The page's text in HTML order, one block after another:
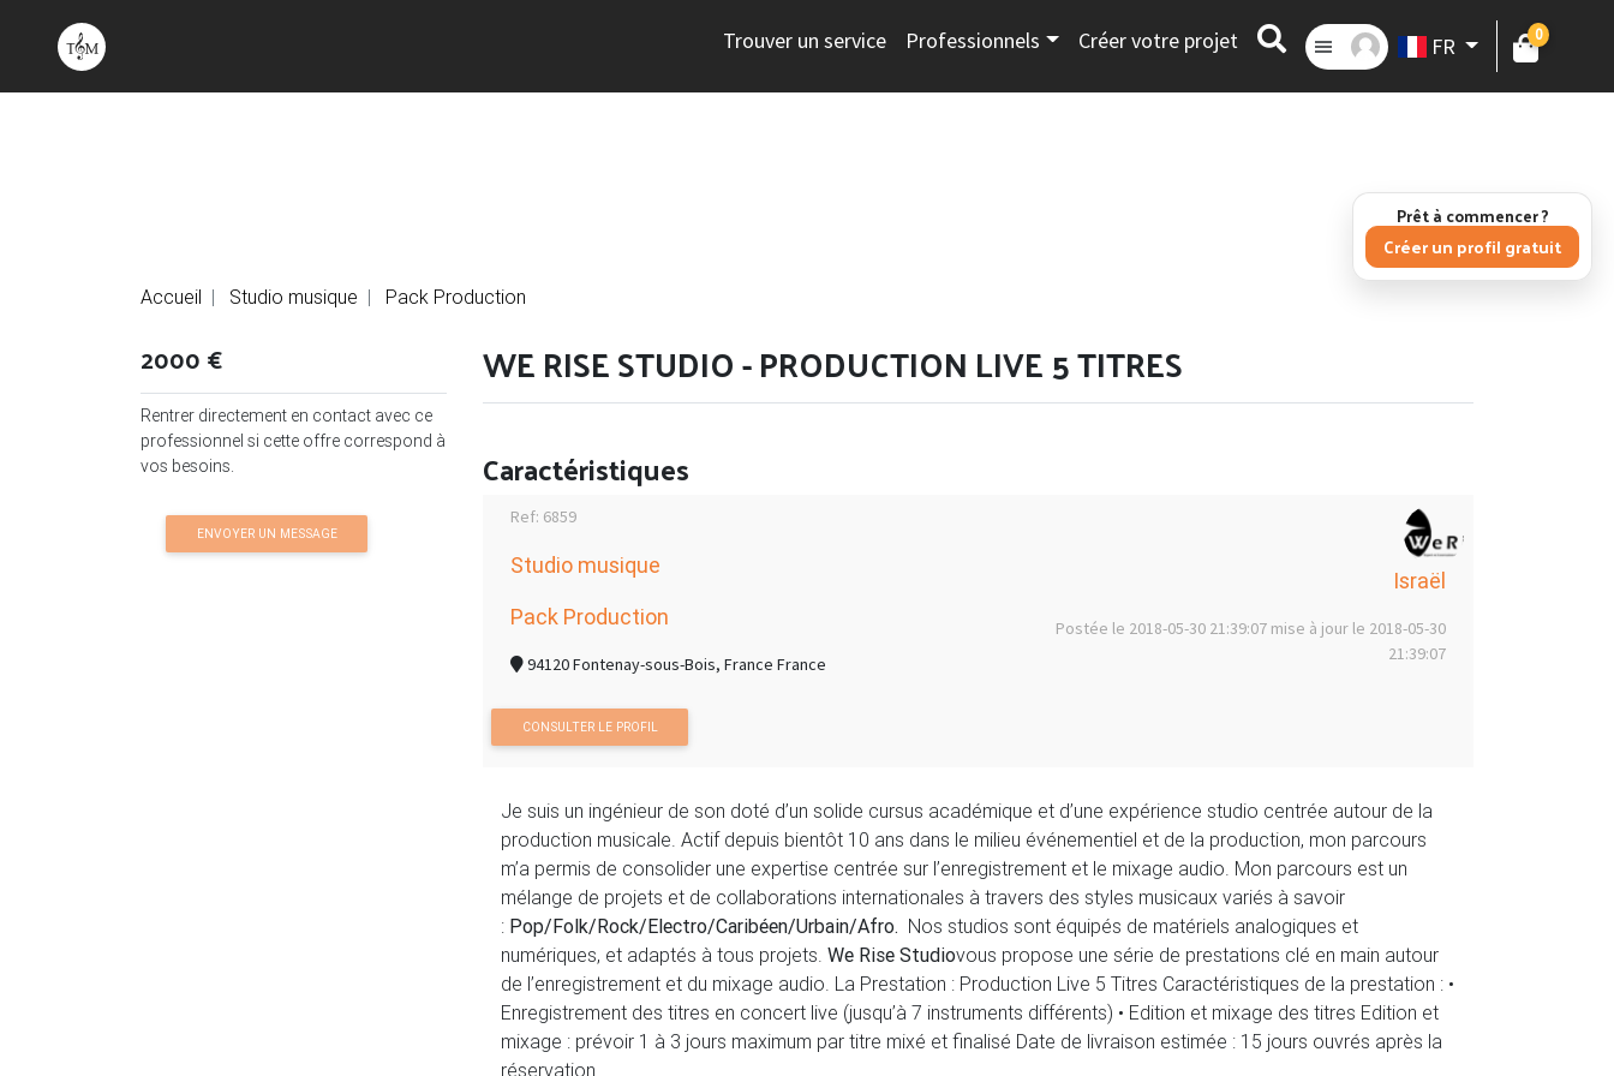
Trouver un service Professionnels Créer votre projet FR 0
Accueil Studio musique Pack Production
2000 €
Rentrer directement en contact avec ce
professionnel si cette offre correspond à
vos besoins.
ENVOYER UN MESSAGE
WE RISE STUDIO - PRODUCTION LIVE 5 TITRES
Caractéristiques
Ref: 6859
Studio musique
Pack Production
94120 Fontenay-sous-Bois, France France
Israël
Postée le 2018-05-30 21:39:07 mise à jour le 2018-05-30
21:39:07
CONSULTER LE PROFIL
Je suis un ingénieur de son doté d’un solide cursus académique et d’une expérience studio centrée autour de la
production musicale. Actif depuis bientôt 10 ans dans le milieu événementiel et de la production, mon parcours
m’a permis de consolider une expertise centrée sur l’enregistrement et le mixage audio. Mon parcours est un
mélange de projets et de collaborations internationales à travers des styles musicaux variés à savoir
: Pop/Folk/Rock/Electro/Caribéen/Urbain/Afro. Nos studios sont équipés de matériels analogiques et
numériques, et adaptés à tous projets. We Rise Studiovous propose une série de prestations clé en main autour
de l’enregistrement et du mixage audio. La Prestation : Production Live 5 Titres Caractéristiques de la prestation : •
Enregistrement des titres en concert live (jusqu’à 7 instruments différents) • Edition et mixage des titres Edition et
mixage : prévoir 1 à 3 jours maximum par titre mixé et finalisé Date de livraison estimée : 15 jours ouvrés après la
réservation
Prêt à commencer ?
Créer un profil gratuit